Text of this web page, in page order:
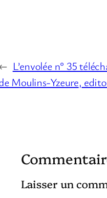
L’envolée n° 35
Moulins-Yzeure,
Laisser un